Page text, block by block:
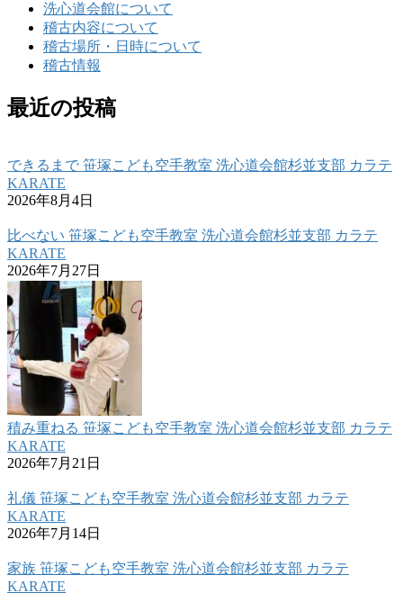
洗心道会館について
稽古内容について
稽古場所・日時について
稽古情報
最近の投稿
できるまで 笹塚こども空手教室 洗心道会館杉並支部 カラテ
KARATE
2026年8月4日
比べない 笹塚こども空手教室 洗心道会館杉並支部 カラテ
KARATE
2026年7月27日
積み重ねる 笹塚こども空手教室 洗心道会館杉並支部 カラテ
KARATE
2026年7月21日
礼儀 笹塚こども空手教室 洗心道会館杉並支部 カラテ
KARATE
2026年7月14日
家族 笹塚こども空手教室 洗心道会館杉並支部 カラテ
KARATE